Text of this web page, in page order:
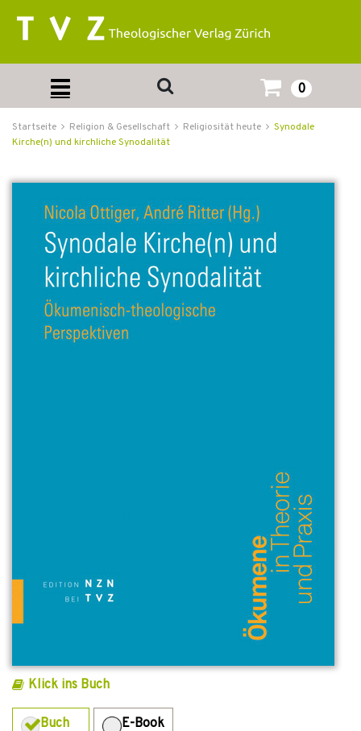
0
Startseite Religion & Gesellschaft Religiosität heute
Synodale
Kirche(n) und kirchliche Synodalität
Klick ins Buch
Buch E-Book